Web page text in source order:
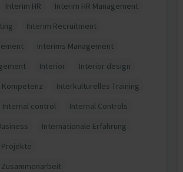
Interim HR
Interim HR Management
Interim Recruitment
Interims Management
Interior
Interior design
Interkulturelles Training
Internal control
Internal Controls
Internationale Erfahrung